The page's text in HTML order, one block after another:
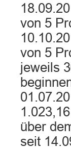
von 5
von 5
jeweils
über
seit